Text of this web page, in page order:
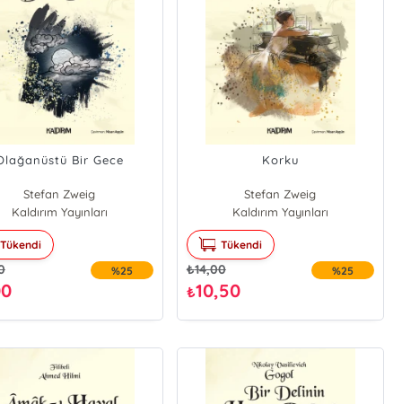
Bir Gece
Stefan Zweig
Kaldırım Yayınları
Tükendi
%25
Korku
Stefan Zweig
Kaldırım Yayınları
Tükendi
₺14,00
₺10,50
%25